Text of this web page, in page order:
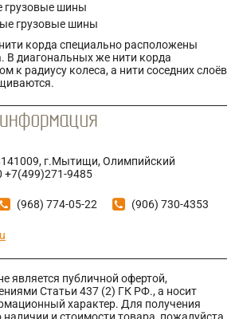
грузовые шины
грузовые шины
корда специально расположены
В диагональных же нити корда
к радиусу колеса, а нити соседних слоёв
г.Мытищи, Олимпийский
+7(499)271-9485
(968) 774-05-22 (906) 730-4353
является публичной офертой,
Статьи 437 (2) ГК РФ., а носит
характер. Для получения